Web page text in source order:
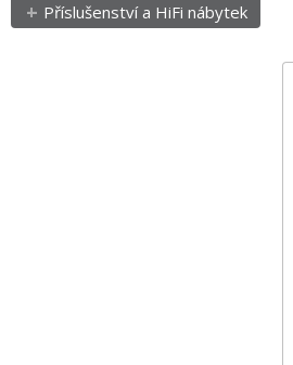
Příslušenství a HiFi nábytek